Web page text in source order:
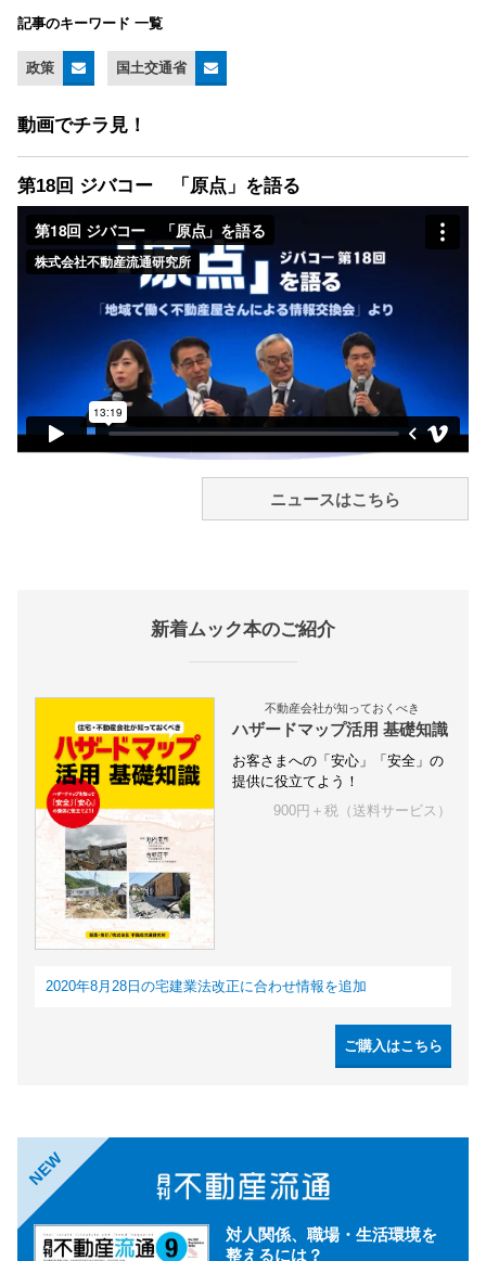
記事のキーワード 一覧
政策 国土交通省
動画でチラ見！
第18回 ジバコー 「原点」を語る
ニュースはこちら
新着ムック本のご紹介
不動産会社が知っておくべき
ハザードマップ活用 基礎知識
お客さまへの「安心」「安全」の
提供に役立てよう！
900円＋税（送料サービス）
2020年8月28日の宅建業法改正に合わせ情報を追加
ご購入はこちら
NEW
対人関係、職場・生活環境を
整えるには？